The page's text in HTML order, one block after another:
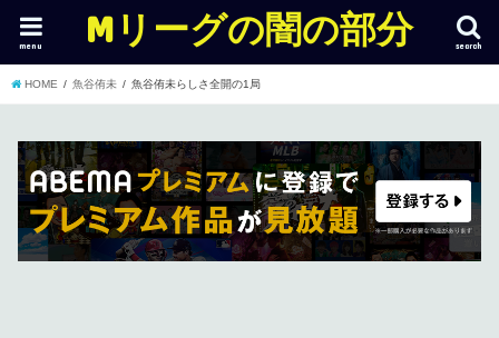
Mリーグの闇の部分 search
menu
HOME 魚谷侑未 魚谷侑未らしさ全開の1局